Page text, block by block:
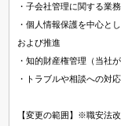
・子会社管理に関する業
・個人情報保護を中心と
および推進
・知的財産権管理（当社
・トラブルや相談への対応
【変更の範囲】※職安法